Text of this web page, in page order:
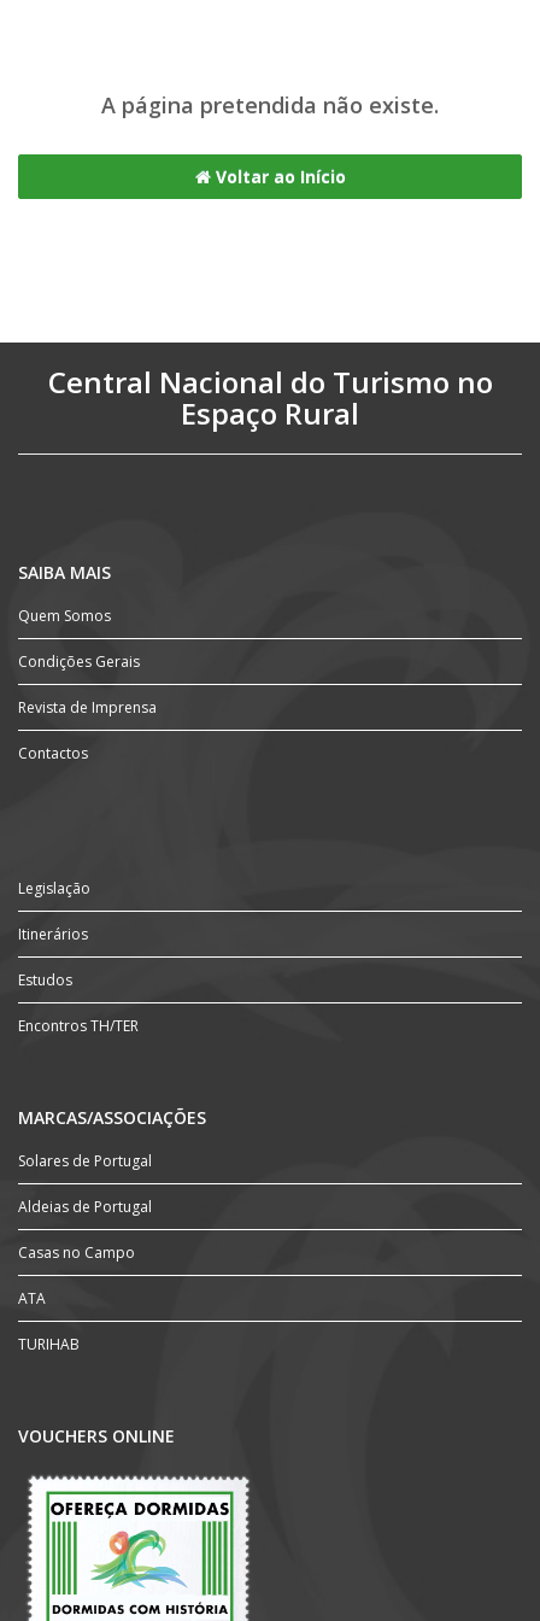
A página pretendida não existe.
Voltar ao Início
Central Nacional do Turismo no
Espaço Rural
SAIBA MAIS
Quem Somos
Condições Gerais
Revista de Imprensa
Contactos
Legislação
Itinerários
Estudos
Encontros TH/TER
MARCAS/ASSOCIAÇÕES
Solares de Portugal
Aldeias de Portugal
Casas no Campo
ATA
TURIHAB
VOUCHERS ONLINE